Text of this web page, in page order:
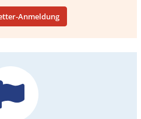
Anmeldung